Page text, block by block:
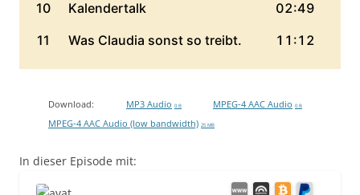
Download: MP3 Audio 0 B MPEG-4 AAC Audio 0 B
MPEG-4 AAC Audio (low bandwidth) 25 MB
In dieser Episode mit: